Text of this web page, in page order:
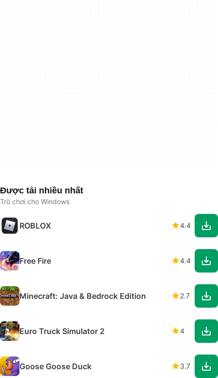
Được tải nhiều nhất
Trò chơi cho Windows
ROBLOX 4.4
Free Fire 4.4
Minecraft: Java & Bedrock Edition 2.7
Euro Truck Simulator 2 4
Goose Goose Duck 3.7